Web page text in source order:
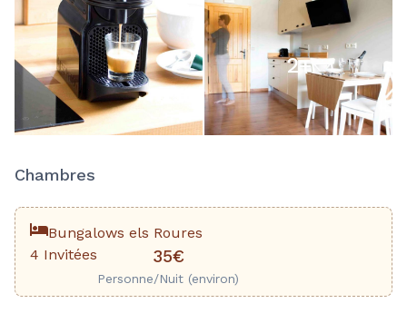
2+
Chambres
Bungalows els Roures
4 Invitées
35€
Personne/Nuit (environ)